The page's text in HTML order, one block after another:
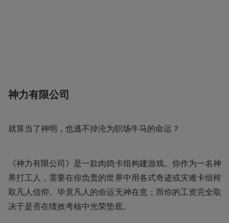
神力有限公司
就算当了神明，也逃不掉沦为职场牛马的命运？
《神力有限公司》是一款肉鸽卡组构建游戏。你作为一名神
界打工人，需要在你负责的世界中用各式奇迹或灾难卡组榨
取凡人信仰。毕竟凡人的命运无神在意；而你的工资完全取
决于是否在绩效考核中光荣垫底。